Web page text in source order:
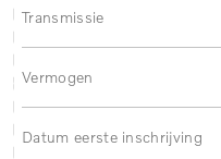
Transmissie
Vermogen
Datum eerste inschrijving